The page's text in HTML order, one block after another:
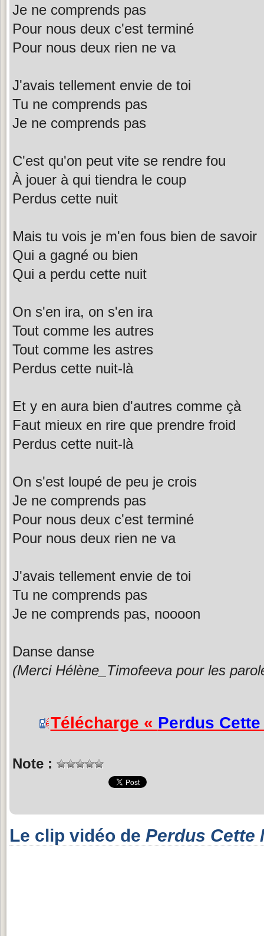
Je ne comprends pas
Pour nous deux c'est terminé
Pour nous deux rien ne va
J'avais tellement envie de toi
Tu ne comprends pas
Je ne comprends pas
C'est qu'on peut vite se rendre fou
À jouer à qui tiendra le coup
Perdus cette nuit
Mais tu vois je m'en fous bien de savoir
Qui a gagné ou bien
Qui a perdu cette nuit
On s'en ira, on s'en ira
Tout comme les autres
Tout comme les astres
Perdus cette nuit-là
Et y en aura bien d'autres comme çà
Faut mieux en rire que prendre froid
Perdus cette nuit-là
On s'est loupé de peu je crois
Je ne comprends pas
Pour nous deux c'est terminé
Pour nous deux rien ne va
J'avais tellement envie de toi
Tu ne comprends pas
Je ne comprends pas, noooon
Danse danse
(Merci Hélène_Timofeeva pour les
Télécharge « Perdus
Note :
Le clip vidéo de Perdus Cette